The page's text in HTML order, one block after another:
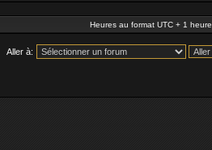
Heures au format UTC + 1 heure
Aller à: